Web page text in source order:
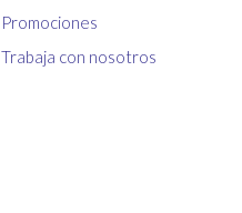
Promociones
Trabaja con nosotros